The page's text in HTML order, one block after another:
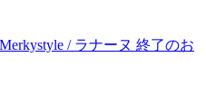
/ ラナーヌ 終了のお